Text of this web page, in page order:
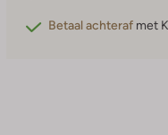
Betaal achteraf met